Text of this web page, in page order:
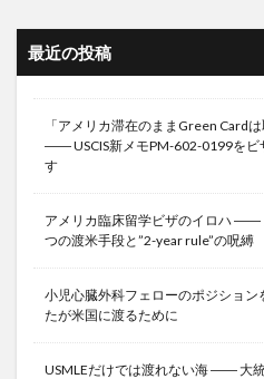
最近の投稿
「アメリカ滞在のままGreen Card
―― USCIS新メモPM-602-0199をビ
す
アメリカ臨床留学ビザのイロハ ――
つの渡米手段と”2-year rule”の呪縛
小児心臓外科フェローのポジショ
たが米国に渡るために
USMLEだけでは渡れない海 ―― 大